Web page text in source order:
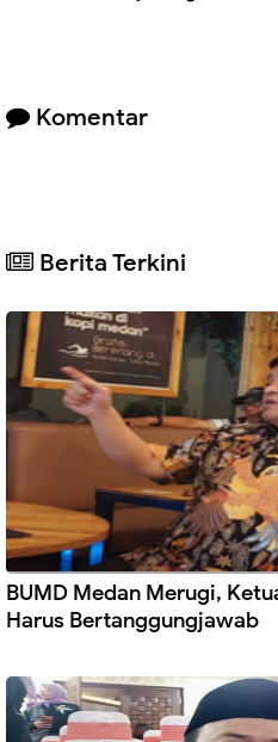
Komentar
Berita Terkini
BUMD Medan Merugi,
Harus Bertanggungjawab